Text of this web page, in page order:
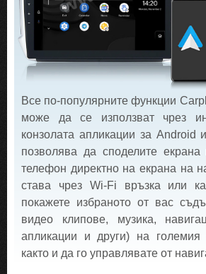
Все по-популярните функции
може да се използват чрез
конзолата апликации за Android
позволява да споделите
телефон директно на екрана на
става чрез Wi-Fi връзка или
покажете избраното от вас
видео клипове, музика,
апликации и други) на големия
както и да го управлявате от